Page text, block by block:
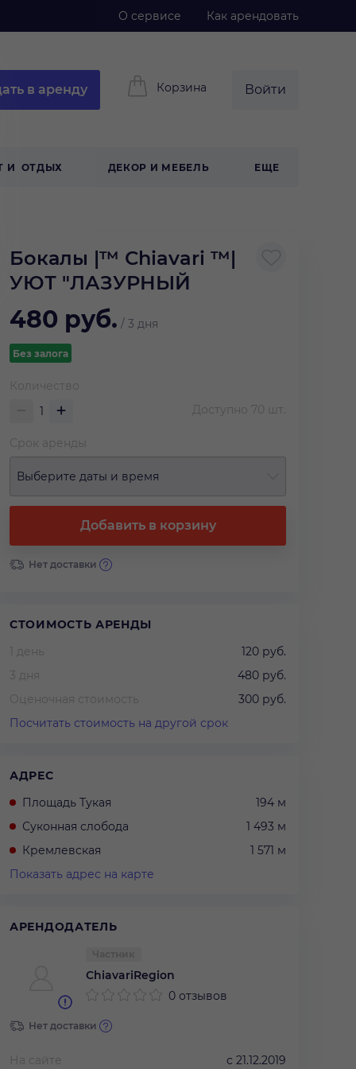
О сервисе Как арендовать
в аренду Корзина Войти
И ОТДЫХ ДЕКОР И МЕБЕЛЬ ЕЩЕ
Бокалы |™ Сhiavari ™|
УЮТ "ЛАЗУРНЫЙ
480 руб. / 3 дня
Без залога
Количество
Доступно 70 шт.
Срок аренды
Выберите даты и время
Добавить в корзину
Нет доставки
СТОИМОСТЬ АРЕНДЫ
1 день
120 руб.
3 дня
480 руб.
Оценочная стоимость
300 руб.
Посчитать стоимость на другой срок
АДРЕС
Площадь Тукая
194 м
Суконная слобода
1 493 м
Кремлевская
1 571 м
Показать адрес на карте
АРЕНДОДАТЕЛЬ
ChiavariRegion
0 отзывов
Нет доставки
На сайте с 21.12.2019